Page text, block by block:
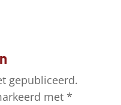
gepubliceerd.
met *